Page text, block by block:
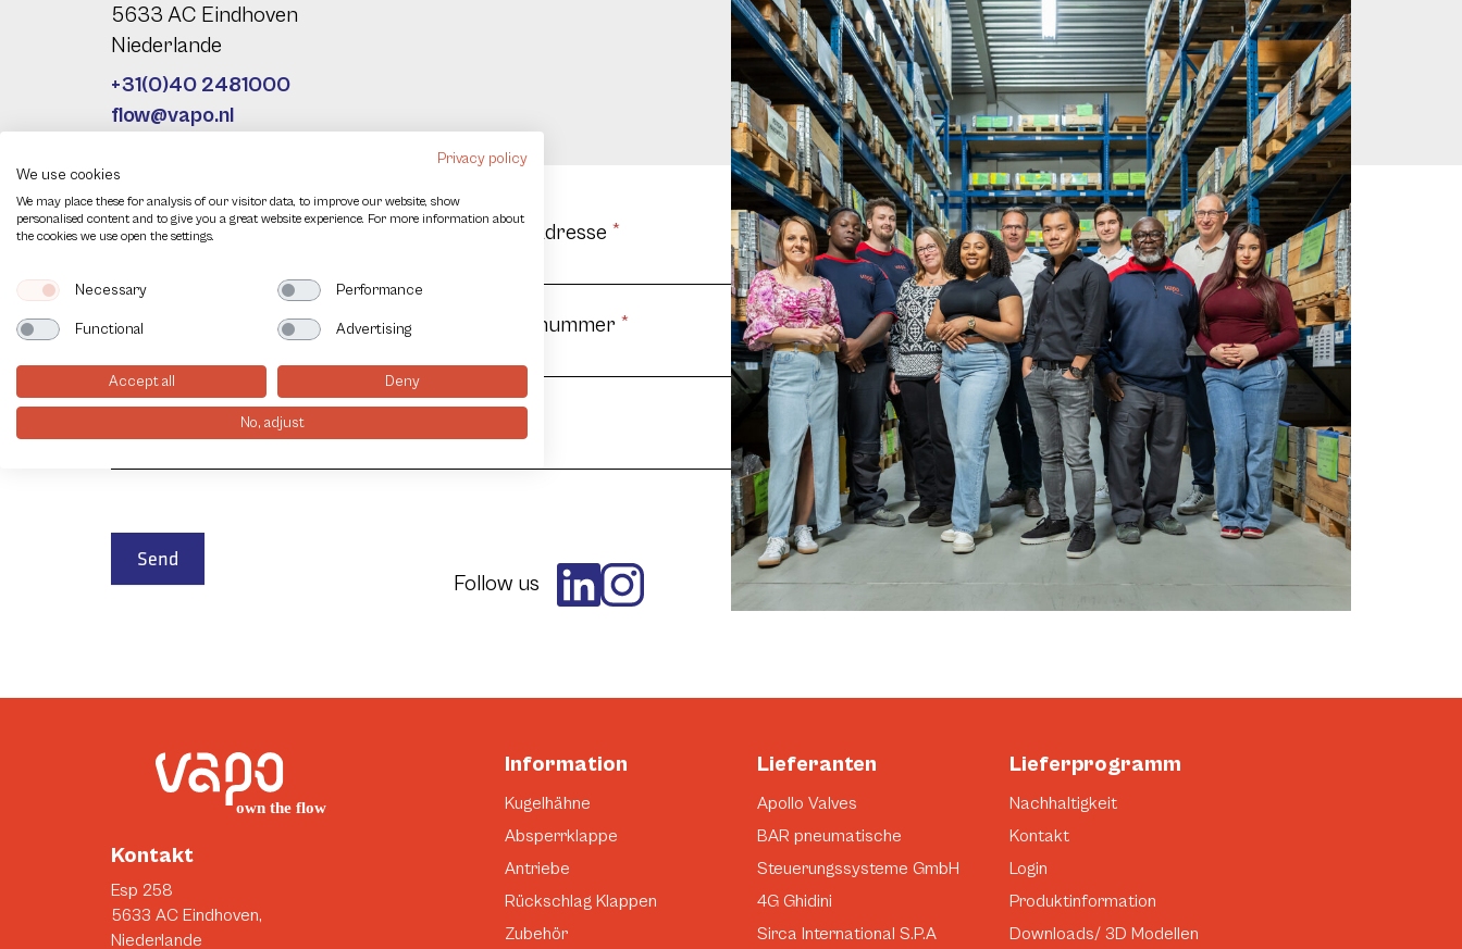
5633 AC Eindhoven
Niederlande
+31(0)40 2481000
flow@vapo.nl
Contact
DE
Vollständiger Name Ihre E-mail Adresse *
Unternehmen Ihre Telefonnummer *
Send
Follow us
Kontakt
Esp 258
5633 AC Eindhoven,
Niederlande
Information
Kugelhähne
Absperrklappe
Antriebe
Rückschlag Klappen
Zubehör
Lieferanten
Apollo Valves
BAR pneumatische
Steuerungssysteme GmbH
4G Ghidini
Sirca International S.P.A
Lieferprogramm
Nachhaltigkeit
Kontakt
Login
Produktinformation
Downloads/ 3D Modellen
Privacy policy
We use cookies
We may place these for analysis of our visitor data, to improve our website, show
personalised content and to give you a great website experience. For more information about
the cookies we use open the settings.
Necessary Performance
Functional Advertising
Accept all Deny
No, adjust